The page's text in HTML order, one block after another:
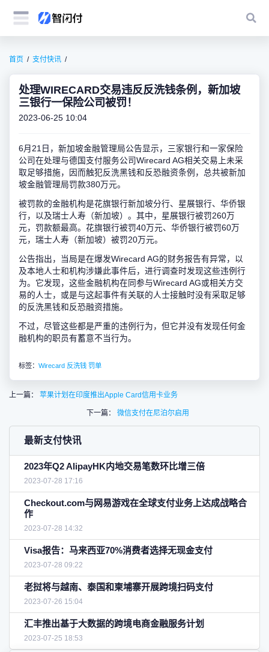
首页 支付快讯
处理WIRECARD交易违反反洗钱条例，新加坡
三银行一保险公司被罚！
2023-06-25 10:04
6月21日，新加坡金融管理局公告显示，三家银行和一家保险
公司在处理与德国支付服务公司Wirecard AG相关交易上未采
取足够措施，因而触犯反洗黑钱和反恐融资条例，总共被新加
坡金融管理局罚款380万元。
被罚款的金融机构是花旗银行新加坡分行、星展银行、华侨银
行，以及瑞士人寿（新加坡）。其中，星展银行被罚260万
元，罚款额最高。花旗银行被罚40万元、华侨银行被罚60万
元，瑞士人寿（新加坡）被罚20万元。
公告指出，当局是在爆发Wirecard AG的财务报告有异常，以
及本地人士和机构涉嫌此事件后，进行调查时发现这些违例行
为。它发现，这些金融机构在同参与Wirecard AG或相关方交
易的人士，或是与这起事件有关联的人士接触时没有采取足够
的反洗黑钱和反恐融资措施。
不过，尽管这些都是严重的违例行为，但它并没有发现任何金
融机构的职员有蓄意不当行为。
标签： Wirecard 反洗钱 罚单
上一篇： 苹果计划在印度推出Apple Card信用卡业务
下一篇： 微信支付在尼泊尔启用
最新支付快讯
2023年Q2 AlipayHK内地交易笔数环比增三倍
2023-07-28 17:16
Checkout.com与网易游戏在全球支付业务上达成战略合
作
2023-07-28 14:32
Visa报告：马来西亚70%消费者选择无现金支付
2023-07-28 09:22
老挝将与越南、泰国和柬埔寨开展跨境扫码支付
2023-07-26 15:04
汇丰推出基于大数据的跨境电商金融服务计划
2023-07-25 18:53